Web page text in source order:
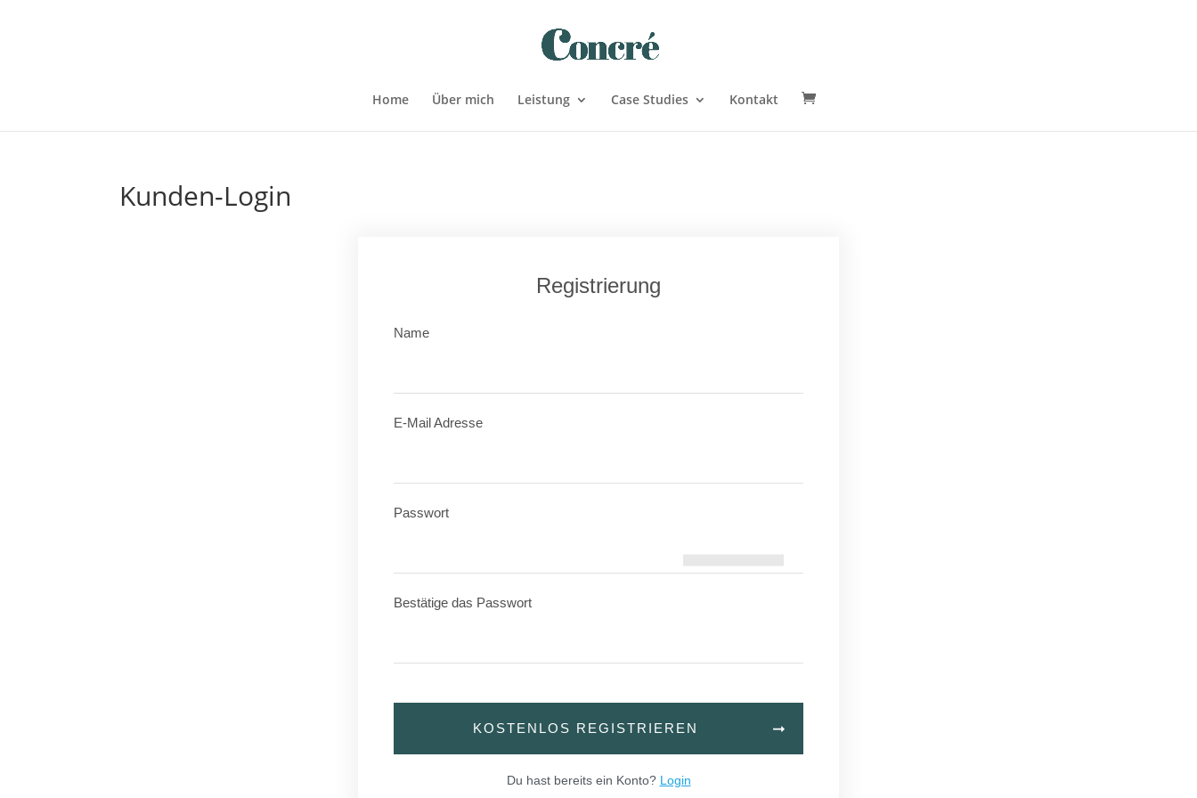
Home Über mich Leistung Case Studies Kontakt
Kunden-Login
Registrierung
Name
E-Mail Adresse
Passwort
Bestätige das Passwort
KOSTENLOS REGISTRIEREN
Du hast bereits ein Konto? Login